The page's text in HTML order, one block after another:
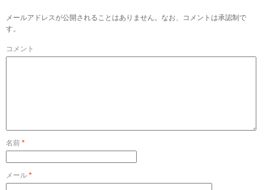
メールアドレスが公開されることはありません。なお、コメントは承認制で
す。
コメント
名前 *
メール *